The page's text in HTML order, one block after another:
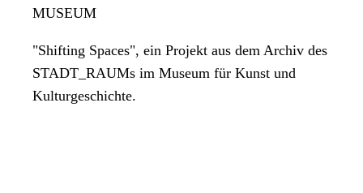
MUSEUM
"Shifting Spaces", ein Projekt aus dem Archiv des
STADT_RAUMs im Museum für Kunst und
Kulturgeschichte.